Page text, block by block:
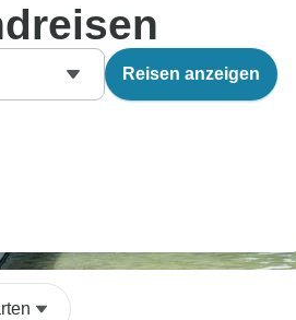
Reisen anzeigen